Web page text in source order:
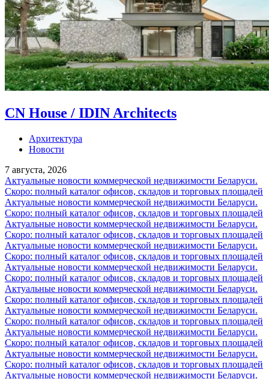
CN House / IDIN Architects
Архитектура
Новости
7 августа, 2026
Актуальные новости коммерческой недвижимости Беларуси.
Скоро: полный каталог офисов, складов и торговых площадей
Актуальные новости коммерческой недвижимости Беларуси.
Скоро: полный каталог офисов, складов и торговых площадей
Актуальные новости коммерческой недвижимости Беларуси.
Скоро: полный каталог офисов, складов и торговых площадей
Актуальные новости коммерческой недвижимости Беларуси.
Скоро: полный каталог офисов, складов и торговых площадей
Актуальные новости коммерческой недвижимости Беларуси.
Скоро: полный каталог офисов, складов и торговых площадей
Актуальные новости коммерческой недвижимости Беларуси.
Скоро: полный каталог офисов, складов и торговых площадей
Актуальные новости коммерческой недвижимости Беларуси.
Скоро: полный каталог офисов, складов и торговых площадей
Актуальные новости коммерческой недвижимости Беларуси.
Скоро: полный каталог офисов, складов и торговых площадей
Актуальные новости коммерческой недвижимости Беларуси.
Скоро: полный каталог офисов, складов и торговых площадей
Актуальные новости коммерческой недвижимости Беларуси.